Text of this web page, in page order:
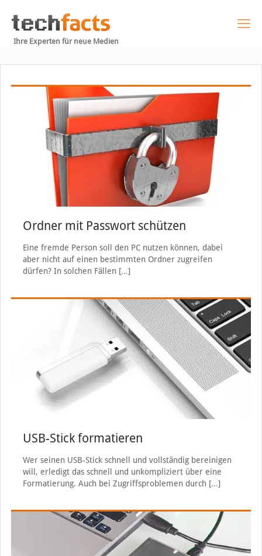
Ihre Experten für neue Medien
Ordner mit Passwort schützen
Eine fremde Person soll den PC nutzen können, dabei
aber nicht auf einen bestimmten Ordner zugreifen
dürfen? In solchen Fällen […]
USB-Stick formatieren
Wer seinen USB-Stick schnell und vollständig bereinigen
will, erledigt das schnell und unkompliziert über eine
Formatierung. Auch bei Zugriffsproblemen durch […]